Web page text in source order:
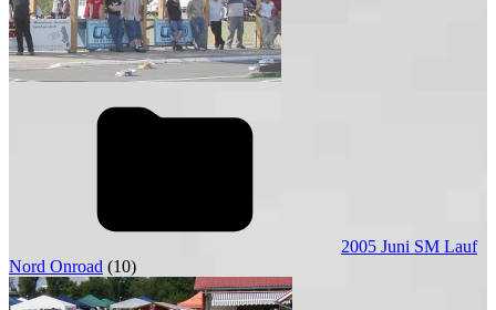
2005 Juni SM Lauf
Nord Onroad (10)